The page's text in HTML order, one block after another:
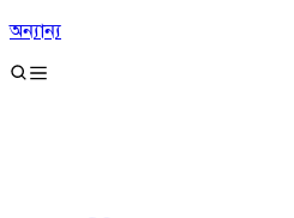
অন্যান্য